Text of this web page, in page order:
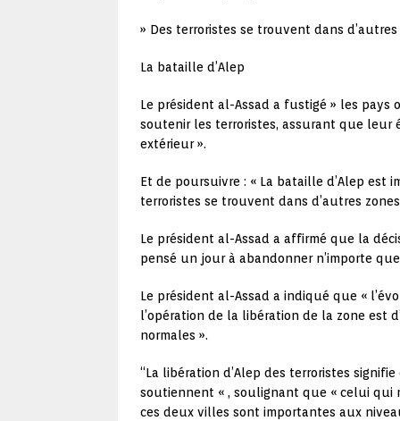
» Des terroristes se trouvent dans
La bataille d’Alep
Le président al-Assad a fustigé » les
soutenir les terroristes, assurant que leur
extérieur ».
Et de poursuivre : « La bataille d’Alep est
terroristes se trouvent dans d’autres
Le président al-Assad a affirmé que la
pensé un jour à abandonner n’importe
Le président al-Assad a indiqué que «
l’opération de la libération de la zone est
normales ».
“La libération d’Alep des terroristes
soutiennent « , soulignant que « celui qui
ces deux villes sont importantes aux